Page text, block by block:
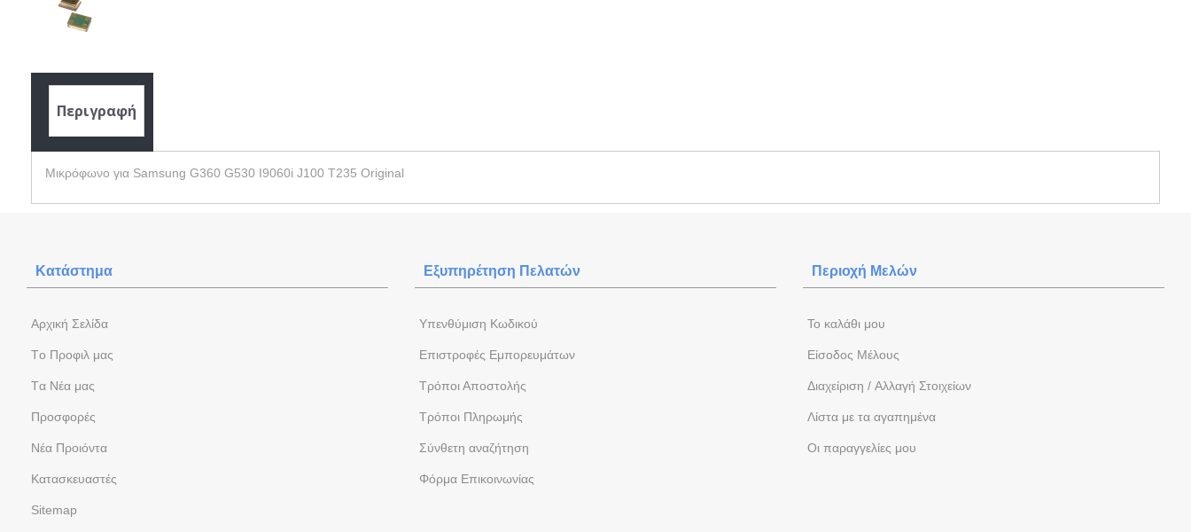
Περιγραφή
Μικρόφωνο για Samsung G360 G530 I9060i J100 T235 Original
Κατάστημα
Aρχική Σελίδα
Tο Προφιλ μας
Tα Νέα μας
Προσφορές
Νέα Προιόντα
Kατασκευαστές
Sitemap
Εξυπηρέτηση Πελατών
Yπενθύμιση Κωδικού
Επιστροφές Εμπορευμάτων
Τρόποι Αποστολής
Τρόποι Πληρωμής
Σύνθετη αναζήτηση
Φόρμα Eπικοινωνίας
Περιοχή Mελών
To καλάθι μου
Eίσοδος Μέλους
Διαχείριση / Aλλαγή Στοιχείων
Λίστα με τα αγαπημένα
Oι παραγγελίες μου